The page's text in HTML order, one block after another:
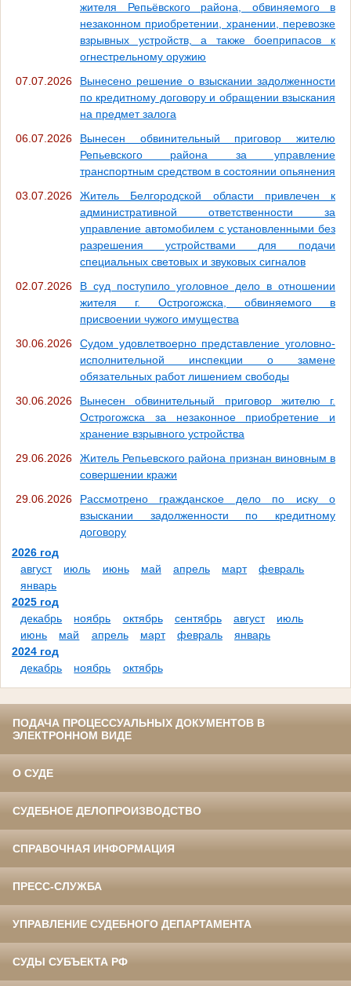
жителя Репьёвского района, обвиняемого в
незаконном приобретении, хранении, перевозке
взрывных устройств, а также боеприпасов к
огнестрельному оружию
07.07.2026
Вынесено решение о взыскании задолженности
по кредитному договору и обращении взыскания
на предмет залога
06.07.2026
Вынесен обвинительный приговор жителю
Репьевского района за управление
транспортным средством в состоянии опьянения
03.07.2026
Житель Белгородской области привлечен к
административной ответственности за
управление автомобилем с установленными без
разрешения устройствами для подачи
специальных световых и звуковых сигналов
02.07.2026
В суд поступило уголовное дело в отношении
жителя г. Острогожска, обвиняемого в
присвоении чужого имущества
30.06.2026
Судом удовлетвоерно представление уголовно-
исполнительной инспекции о замене
обязательных работ лишением свободы
30.06.2026
Вынесен обвинительный приговор жителю г.
Острогожска за незаконное приобретение и
хранение взрывного устройства
29.06.2026
Житель Репьевского района признан виновным в
совершении кражи
29.06.2026
Рассмотрено гражданское дело по иску о
взыскании задолженности по кредитному
договору
2026 год
август
июль июнь май апрель март
февраль
январь
2025 год
декабрь
ноябрь октябрь сентябрь август
июль
июнь
май апрель март февраль
январь
2024 год
декабрь
ноябрь октябрь
ПОДАЧА ПРОЦЕССУАЛЬНЫХ ДОКУМЕНТОВ В
ЭЛЕКТРОННОМ ВИДЕ
О СУДЕ
СУДЕБНОЕ ДЕЛОПРОИЗВОДСТВО
СПРАВОЧНАЯ ИНФОРМАЦИЯ
ПРЕСС-СЛУЖБА
УПРАВЛЕНИЕ СУДЕБНОГО ДЕПАРТАМЕНТА
СУДЫ СУБЪЕКТА РФ